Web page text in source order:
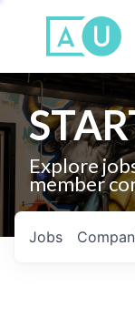
Explore
member
Jobs